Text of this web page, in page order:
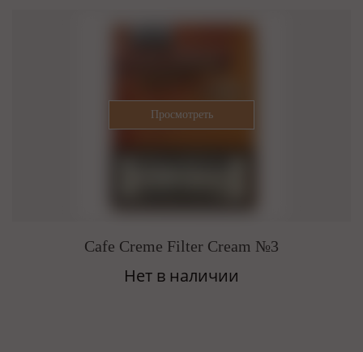
Cafe Creme Filter Cream №3
Нет в наличии